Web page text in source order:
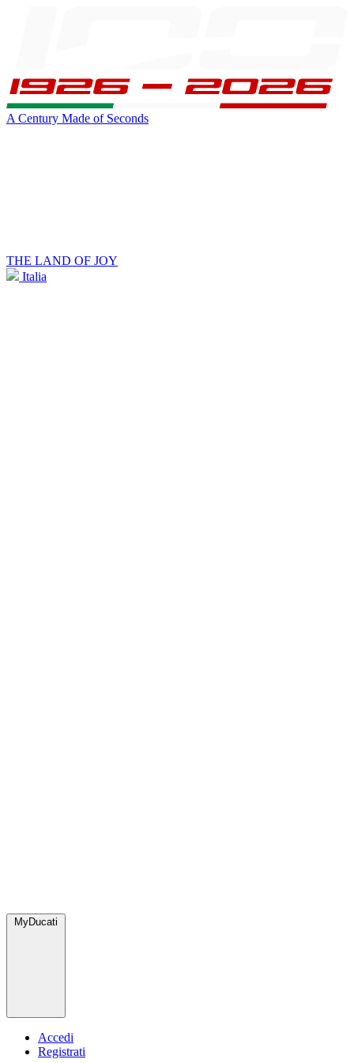
A Century Made of Seconds
THE LAND OF JOY
Italia
MyDucati
Accedi
Registrati